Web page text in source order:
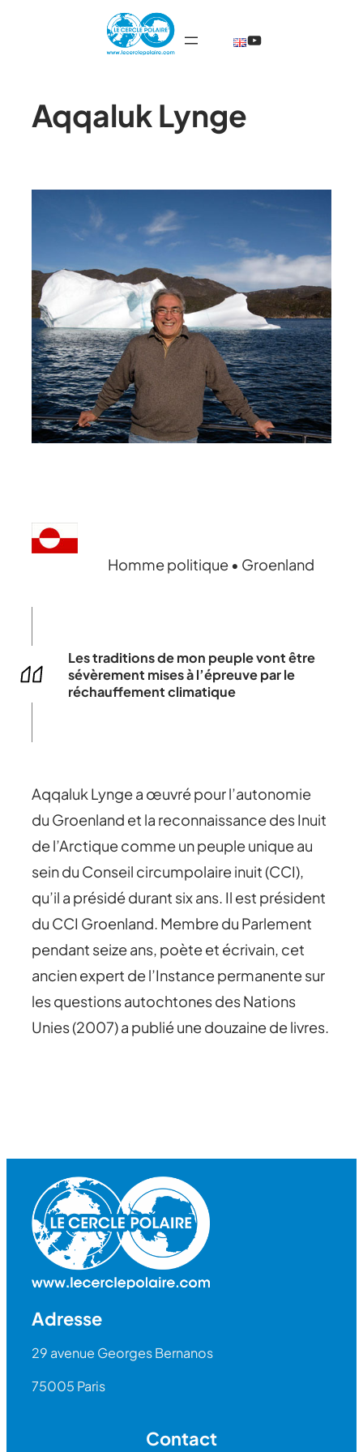
Aqqaluk Lynge
Homme politique • Groenland
Les traditions de mon peuple vont être
sévèrement mises à l’épreuve par le
réchauffement climatique
Aqqaluk Lynge a œuvré pour l’autonomie
du Groenland et la reconnaissance des Inuit
de l’Arctique comme un peuple unique au
sein du Conseil circumpolaire inuit (CCI),
qu’il a présidé durant six ans. Il est président
du CCI Groenland. Membre du Parlement
pendant seize ans, poète et écrivain, cet
ancien expert de l’Instance permanente sur
les questions autochtones des Nations
Unies (2007) a publié une douzaine de livres.
Adresse
29 avenue Georges Bernanos
75005 Paris
Contact